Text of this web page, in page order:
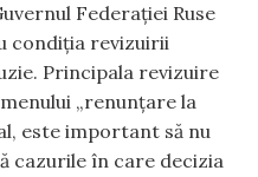
Federației Ruse
condiția revizuirii
Principala revizuire
„renunțare la
este important să nu
cazurile în care decizia